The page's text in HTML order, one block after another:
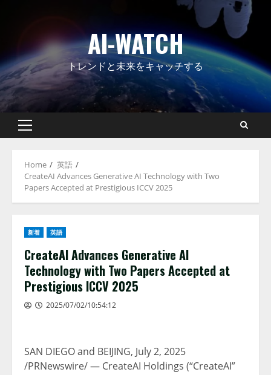
AI-WATCH
トレンドと未来をキャッチする
Primary
Home
英語
CreateAI Advances Generative AI Technology with Two
Papers Accepted at Prestigious ICCV 2025
新着 英語
CreateAI Advances Generative AI
Technology with Two Papers Accepted at
Prestigious ICCV 2025
2025/07/02/10:54:12
SAN DIEGOand BEIJING, July 2, 2025
/PRNewswire/ — CreateAI Holdings (“CreateAI”